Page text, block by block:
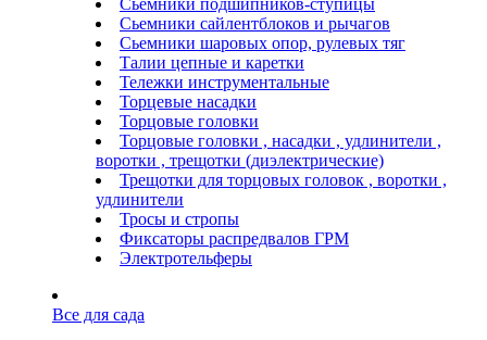
Сьемники сайлентблоков и рычагов
Сьемники шаровых опор, рулевых тяг
Талии цепные и каретки
Тележки инструментальные
Торцевые насадки
Торцовые головки
Торцовые головки , насадки , удлинители ,
воротки , трещотки (диэлектрические)
Трещотки для торцовых головок , воротки ,
удлинители
Тросы и стропы
Фиксаторы распредвалов ГРМ
Электротельферы
Все для сада